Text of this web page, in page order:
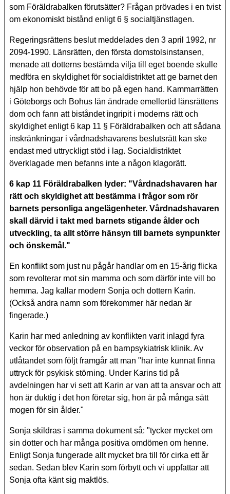
som Föräldrabalken förutsätter? Frågan prövades i en tvist
om ekonomiskt bistånd enligt 6 § socialtjänstlagen.
Regeringsrättens beslut meddelades den 3 april 1992, nr
2094-1990. Länsrätten, den första domstolsinstansen,
menade att dotterns bestämda vilja till eget boende skulle
medföra en skyldighet för socialdistriktet att ge barnet den
hjälp hon behövde för att bo på egen hand. Kammarrätten
i Göteborgs och Bohus län ändrade emellertid länsrättens
dom och fann att biståndet ingripit i moderns rätt och
skyldighet enligt 6 kap 11 § Föräldrabalken och att sådana
inskränkningar i vårdnadshavarens beslutsrätt kan ske
endast med uttryckligt stöd i lag. Socialdistriktet
överklagade men befanns inte a någon klagorätt.
6 kap 11 Föräldrabalken lyder: "Vårdnadshavaren har
rätt och skyldighet att bestämma i frågor som rör
barnets personliga angelägenheter. Vårdnadshavaren
skall därvid i takt med barnets stigande ålder och
utveckling, ta allt större hänsyn till barnets synpunkter
och önskemål."
En konflikt som just nu pågår handlar om en 15-årig flicka
som revolterar mot sin mamma och som därför inte vill bo
hemma. Jag kallar modern Sonja och dottern Karin.
(Också andra namn som förekommer här nedan är
fingerade.)
Karin har med anledning av konflikten varit inlagd fyra
veckor för observation på en barnpsykiatrisk klinik. Av
utlåtandet som följt framgår att man "har inte kunnat finna
uttryck för psykisk störning. Under Karins tid på
avdelningen har vi sett att Karin ar van att ta ansvar och att
hon är duktig i det hon företar sig, hon är på många sätt
mogen för sin ålder."
Sonja skildras i samma dokument så: "tycker mycket om
sin dotter och har många positiva omdömen om henne.
Enligt Sonja fungerade allt mycket bra till för cirka ett år
sedan. Sedan blev Karin som förbytt och vi uppfattar att
Sonja ofta känt sig maktlös.